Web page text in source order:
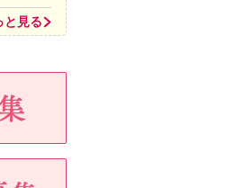
と見る